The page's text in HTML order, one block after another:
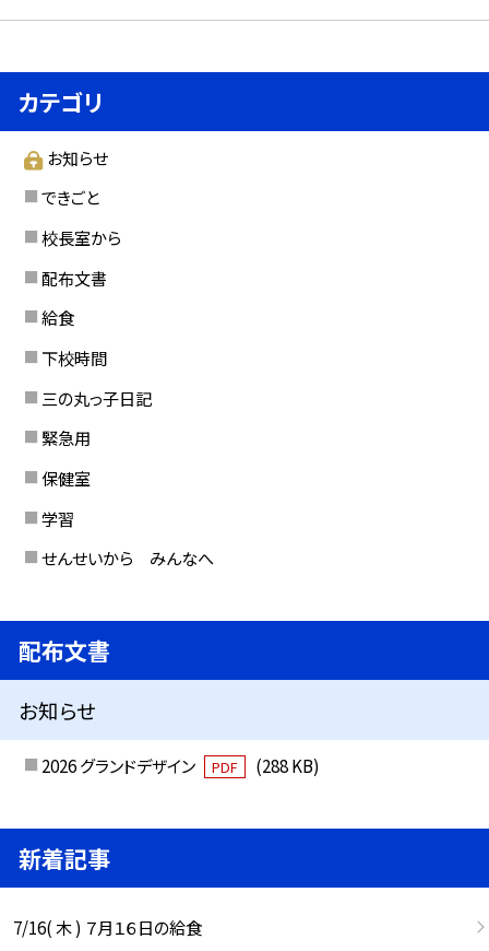
カテゴリ
お知らせ
できごと
校長室から
配布文書
給食
下校時間
三の丸っ子日記
緊急用
保健室
学習
せんせいから みんなへ
配布文書
お知らせ
2026 グランドデザイン PDF (288 KB)
新着記事
7/16( 木 ) ７月１６日の給食